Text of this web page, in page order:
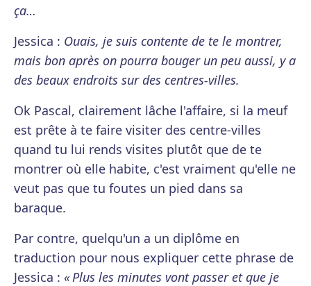
ça…
Jessica : Ouais, je suis contente de te le montrer,
mais bon après on pourra bouger un peu aussi, y a
des beaux endroits sur des centres-villes.
Ok Pascal, clairement lâche l'affaire, si la meuf
est prête à te faire visiter des centre-villes
quand tu lui rends visites plutôt que de te
montrer où elle habite, c'est vraiment qu'elle ne
veut pas que tu foutes un pied dans sa
baraque.
Par contre, quelqu'un a un diplôme en
traduction pour nous expliquer cette phrase de
Jessica : « Plus les minutes vont passer et que je